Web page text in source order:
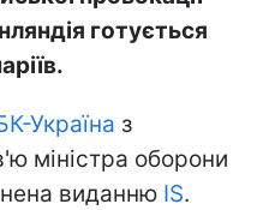
готується
Україна з
міністра оборони
виданню IS.